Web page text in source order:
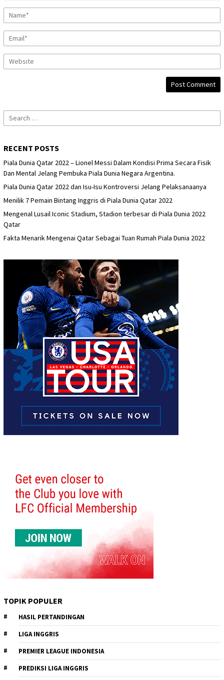
Search
for:
RECENT POSTS
Piala Dunia Qatar 2022 – Lionel Messi Dalam Kondisi Prima Secara Fisik
Dan Mental Jelang Pembuka Piala Dunia Negara Argentina.
Piala Dunia Qatar 2022 dan Isu-Isu Kontroversi Jelang Pelaksanaanya
Menilik 7 Pemain Bintang Inggris di Piala Dunia Qatar 2022
Mengenal Lusail Iconic Stadium, Stadion terbesar di Piala Dunia 2022
Qatar
Fakta Menarik Mengenai Qatar Sebagai Tuan Rumah Piala Dunia 2022
TOPIK POPULER
HASIL PERTANDINGAN
LIGA INGGRIS
PREMIER LEAGUE INDONESIA
PREDIKSI LIGA INGGRIS